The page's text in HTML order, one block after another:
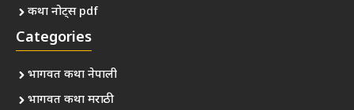
कथा नोट्स pdf
Categories
भागवत कथा नेपाली
भागवत कथा मराठी